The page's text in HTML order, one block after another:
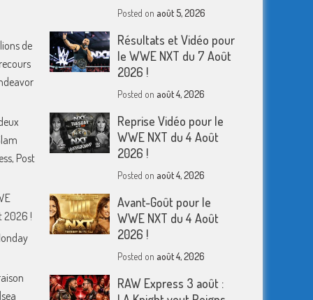
de
Post
2026 !
Posted on août 5, 2026
Résultats et Vidéo pour
le WWE NXT du 7 Août
2026 !
Posted on août 4, 2026
Reprise Vidéo pour le
WWE NXT du 4 Août
2026 !
Posted on août 4, 2026
Avant-Goût pour le
WWE NXT du 4 Août
2026 !
Posted on août 4, 2026
RAW Express 3 août :